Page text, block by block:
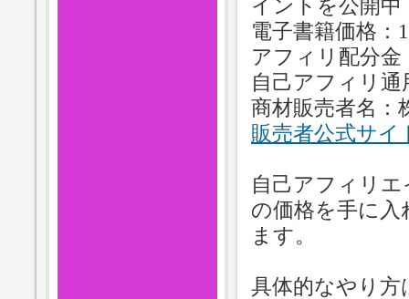
イントを公開中
電子書籍価格：
アフィリ配分金
自己アフィリ通
商材販売者名：
販売者公式サイ
自己アフィリ
の価格を手に
ます。
具体的なやり方